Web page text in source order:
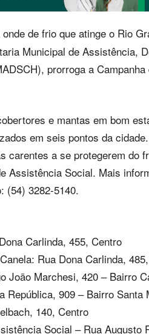
de frio que atinge o Rio
Municipal de Assistência,
prorroga a
e mantas em bom
em seis pontos da
carentes a se protegerem do
Assistência Social. Mais
(54) 3282-5140.
Carlinda, 455, Centro
Rua Dona Carlinda,
João Marchesi, 420 – Bairro
República, 909 – Bairro Santa
140, Centro
Social – Rua Augusto